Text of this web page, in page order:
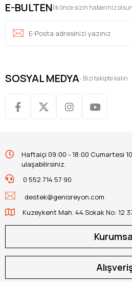
E-BULTENİlk önce sizin haberiniz
SOSYAL MEDYA- Bizi takipte kalın
Haftaiçi 09:00 - 18:00 Cumartesi
ulaşabilirsiniz.
0 552 714 57 90
destek@genisreyon.com
Kuzeykent Mah. 44.Sokak No: 12